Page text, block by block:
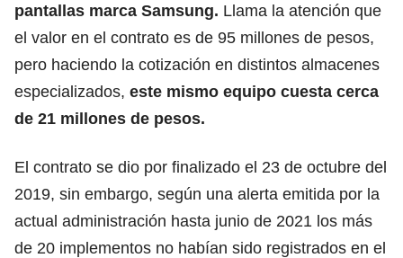
pantallas marca Samsung. Llama la atención que
el valor en el contrato es de 95 millones de pesos,
pero haciendo la cotización en distintos almacenes
especializados, este mismo equipo cuesta cerca
de 21 millones de pesos.
El contrato se dio por finalizado el 23 de octubre del
2019, sin embargo, según una alerta emitida por la
actual administración hasta junio de 2021 los más
de 20 implementos no habían sido registrados en el